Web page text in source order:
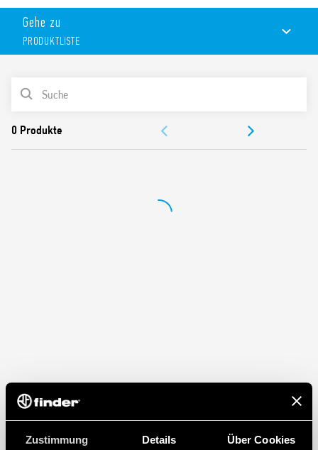
Zustimmung Details Über Cookies
Empfohlene Anwendungen: Heizungs- oder Motorsteuerung
Gehe zu
PRODUKTLISTE
PRODUKTLISTE
ZULASSUNGEN